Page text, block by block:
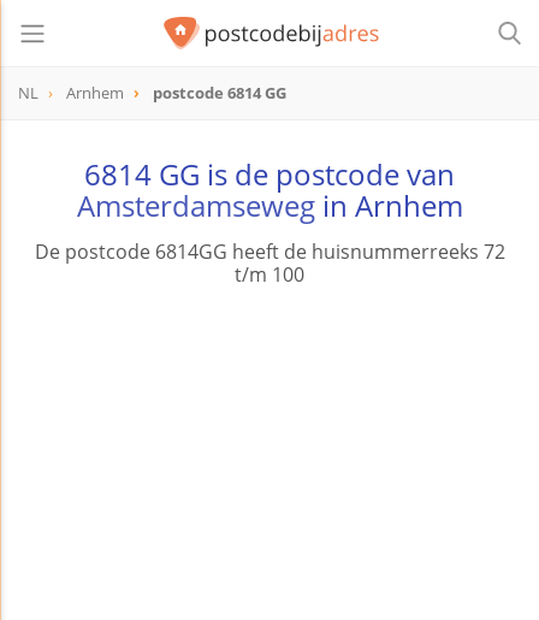
NL Arnhem postcode 6814 GG
6814 GG is de postcode van
Amsterdamsewegin Arnhem
De postcode 6814GG heeft de huisnummerreeks 72
t/m 100